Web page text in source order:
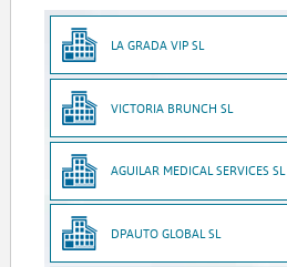
LA GRADA VIP SL
VICTORIA BRUNCH SL
AGUILAR MEDICAL SERVICES SL
DPAUTO GLOBAL SL